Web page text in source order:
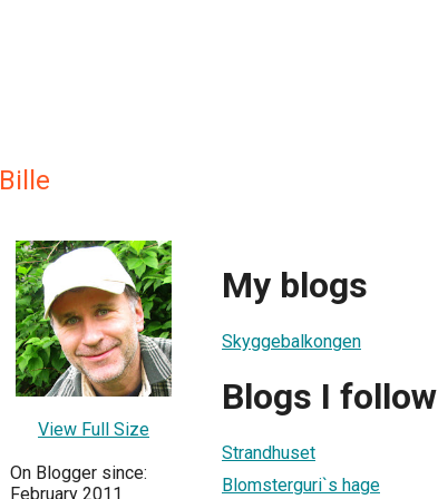
Bille
View Full Size
On Blogger since:
February 2011
My blogs
Skyggebalkongen
Blogs I follow
Strandhuset
Blomsterguri`s hage